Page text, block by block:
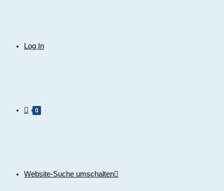
Log In
0
Website-Suche umschalten